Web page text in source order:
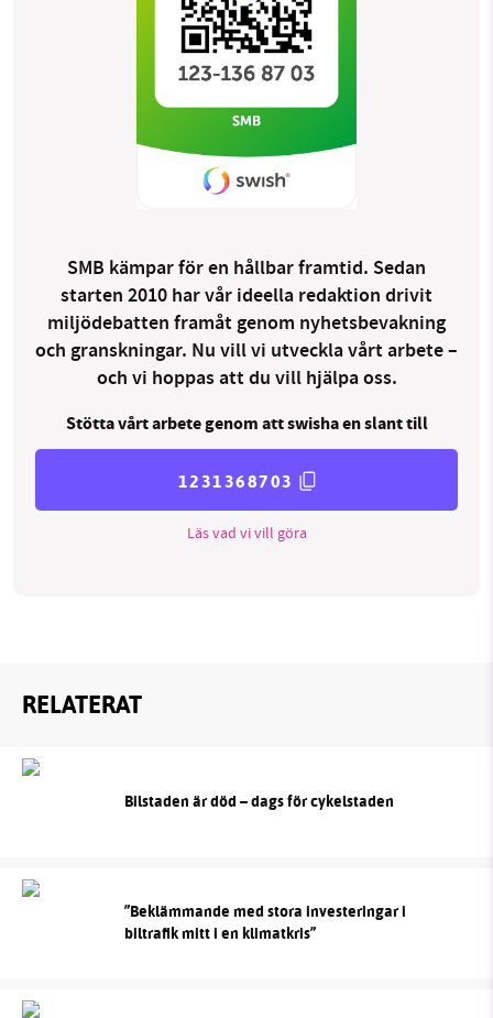
SMB kämpar för en hållbar framtid. Sedan
starten 2010 har vår ideella redaktion drivit
miljödebatten framåt genom nyhetsbevakning
och granskningar. Nu vill vi utveckla vårt arbete –
och vi hoppas att du vill hjälpa oss.
Stötta vårt arbete genom att swisha en slant till
1231368703
Läs vad vi vill göra
RELATERAT
Bilstaden är död – dags för cykelstaden
”Beklämmande med stora investeringar i
biltrafik mitt i en klimatkris”